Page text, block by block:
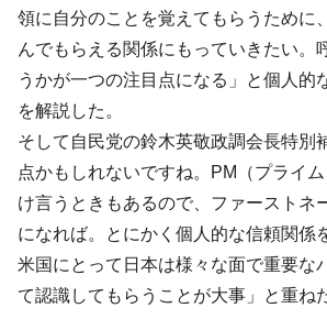
領に自分のことを覚えてもらうために
んでもらえる関係にもっていきたい。
うかが一つの注目点になる」と個人的
を解説した。
そして自民党の鈴木英敬政調会長特別
点かもしれないですね。PM（プライ
け言うときもあるので、ファーストネ
になれば。とにかく個人的な信頼関係
米国にとって日本は様々な面で重要な
て認識してもらうことが大事」と重ね